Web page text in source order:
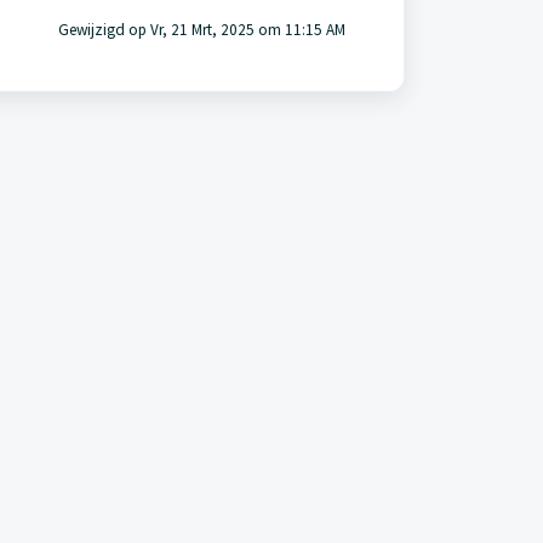
Gewijzigd op Vr, 21 Mrt, 2025 om 11:15 AM